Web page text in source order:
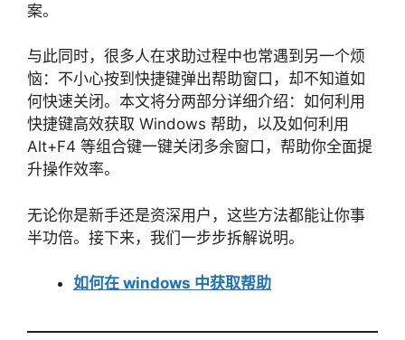
案。
与此同时，很多人在求助过程中也常遇到另一个烦
恼：不小心按到快捷键弹出帮助窗口，却不知道如
何快速关闭。本文将分两部分详细介绍：如何利用
快捷键高效获取 Windows 帮助，以及如何利用
Alt+F4 等组合键一键关闭多余窗口，帮助你全面提
升操作效率。
无论你是新手还是资深用户，这些方法都能让你事
半功倍。接下来，我们一步步拆解说明。
如何在 windows 中获取帮助